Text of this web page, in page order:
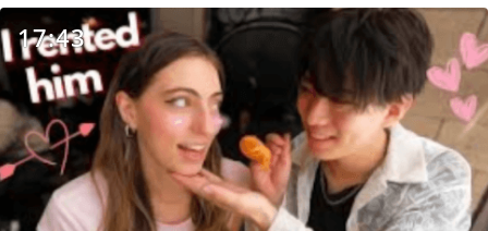
17:43